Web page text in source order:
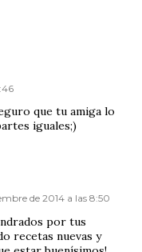
que tu amiga lo
iguales;)
de 2014 a las 8:50
por tus
recetas nuevas y